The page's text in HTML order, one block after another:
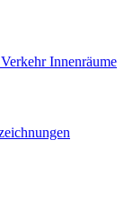
VerkehrInnenräume